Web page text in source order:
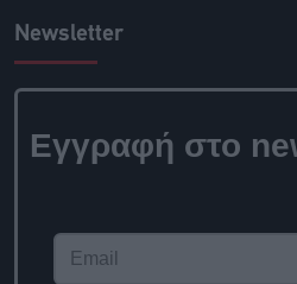
Newsletter
Εγγραφή στο